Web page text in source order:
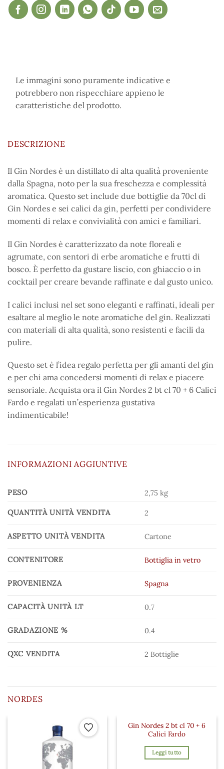
Le immagini sono puramente indicative e
potrebbero non rispecchiare appieno le
caratteristiche del prodotto.
DESCRIZIONE
Il Gin Nordes è un distillato di alta qualità proveniente
dalla Spagna, noto per la sua freschezza e complessità
aromatica. Questo set include due bottiglie da 70cl di
Gin Nordes e sei calici da gin, perfetti per condividere
momenti di relax e convivialità con amici e familiari.
Il Gin Nordes è caratterizzato da note floreali e
agrumate, con sentori di erbe aromatiche e frutti di
bosco. È perfetto da gustare liscio, con ghiaccio o in
cocktail per creare bevande raffinate e dal gusto unico.
I calici inclusi nel set sono eleganti e raffinati, ideali per
esaltare al meglio le note aromatiche del gin. Realizzati
con materiali di alta qualità, sono resistenti e facili da
pulire.
Questo set è l’idea regalo perfetta per gli amanti del gin
e per chi ama concedersi momenti di relax e piacere
sensoriale. Acquista ora il Gin Nordes 2 bt cl 70 + 6 Calici
Fardo e regalati un’esperienza gustativa
indimenticabile!
INFORMAZIONI AGGIUNTIVE
PESO 2,75 kg
QUANTITÀ UNITÀ VENDITA 2
ASPETTO UNITÀ VENDITA Cartone
CONTENITORE Bottiglia in vetro
PROVENIENZA Spagna
CAPACITÀ UNITÀ LT 0.7
GRADAZIONE % 0.4
QXC VENDITA 2 Bottiglie
NORDES
Aggiungi ai preferiti
Gin Nordes 2 bt cl 70 + 6
Calici Fardo
Leggi tutto